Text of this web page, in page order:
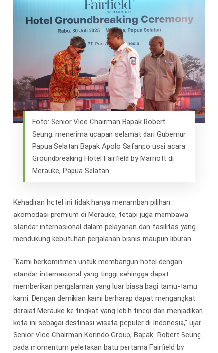
Foto: Senior Vice Chairman Bapak Robert
Seung, menerima ucapan selamat dari Gubernur
Papua Selatan Bapak Apolo Safanpo usai acara
Groundbreaking Hotel Fairfield by Marriott di
Merauke, Papua Selatan.
Kehadiran hotel ini tidak hanya menambah pilihan
akomodasi premium di Merauke, tetapi juga membawa
standar internasional dalam pelayanan dan fasilitas yang
mendukung kebutuhan perjalanan bisnis maupun liburan.
“Kami berkomitmen untuk membangun hotel dengan
standar internasional yang tinggi sehingga dapat
memberikan pengalaman yang luar biasa bagi tamu-tamu
kami. Dengan demikian kami berharap dapat mengangkat
derajat Merauke ke tingkat yang lebih tinggi dan menjadikan
kota ini sebagai destinasi wisata populer di Indonesia,” ujar
Senior Vice Chairman Korindo Group, Bapak Robert Seung
pada momentum peletakan batu pertama Fairfield by